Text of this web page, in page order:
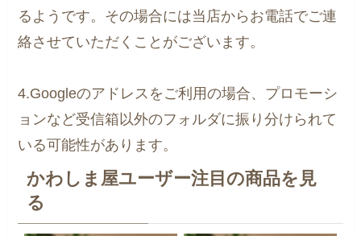
るようです。その場合には当店からお電話でご連
絡させていただくことがございます。
4.Googleのアドレスをご利用の場合、プロモーシ
ョンなど受信箱以外のフォルダに振り分けられて
いる可能性があります。
かわしま屋ユーザー注目の商品を見
る